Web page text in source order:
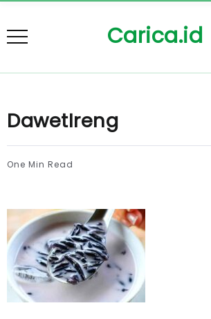
Carica.id
DawetIreng
One Min Read